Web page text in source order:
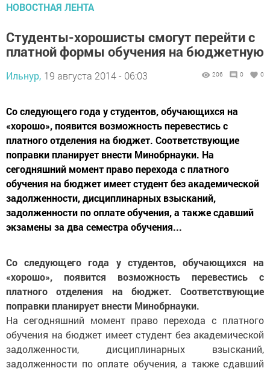
НОВОСТНАЯ ЛЕНТА
Студенты-хорошисты смогут перейти с
платной формы обучения на бюджетную
Ильнур, 19 августа 2014 - 06:03 206 0 0
Со следующего года у студентов, обучающихся на
«хорошо», появится возможность перевестись с
платного отделения на бюджет. Соответствующие
поправки планирует внести Минобрнауки. На
сегодняшний момент право перехода с платного
обучения на бюджет имеет студент без академической
задолженности, дисциплинарных взысканий,
задолженности по оплате обучения, а также сдавший
экзамены за два семестра обучения...
Со следующего года у студентов, обучающихся на
«хорошо», появится возможность перевестись с
платного отделения на бюджет. Соответствующие
поправки планирует внести Минобрнауки.
На сегодняшний момент право перехода с платного
обучения на бюджет имеет студент без академической
задолженности, дисциплинарных взысканий,
задолженности по оплате обучения, а также сдавший